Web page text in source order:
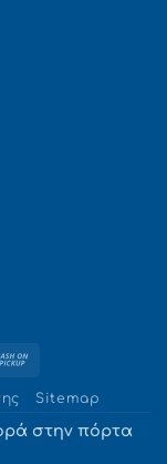
Pickup
Sitemap
στην πόρτα